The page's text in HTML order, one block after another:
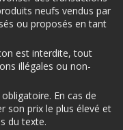
neufs vendus par
ou proposés en tant
est interdite, tout
illégales ou non-
En cas de
son prix le plus élevé et
du texte.